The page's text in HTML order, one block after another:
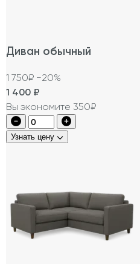
Диван обычный
1 750₽ −20%
1 400 ₽
Вы экономите 350₽
Узнать цену